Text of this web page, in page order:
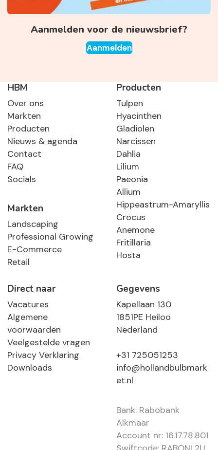
Aanmelden voor de nieuwsbrief?
Aanmelden
HBM
Over ons
Markten
Producten
Nieuws & agenda
Contact
FAQ
Socials
Markten
Landscaping
Professional Growing
E-Commerce
Retail
Producten
Tulpen
Hyacinthen
Gladiolen
Narcissen
Dahlia
Lilium
Paeonia
Allium
Hippeastrum-Amaryllis
Crocus
Anemone
Fritillaria
Hosta
Direct naar
Vacatures
Algemene
voorwaarden
Veelgestelde vragen
Privacy Verklaring
Downloads
Gegevens
Kapellaan 130
1851PE Heiloo
Nederland
+31 725051253
info@hollandbulbmark
et.nl
Bank: Rabobank
Alkmaar
Account nr: 16.17.78.801